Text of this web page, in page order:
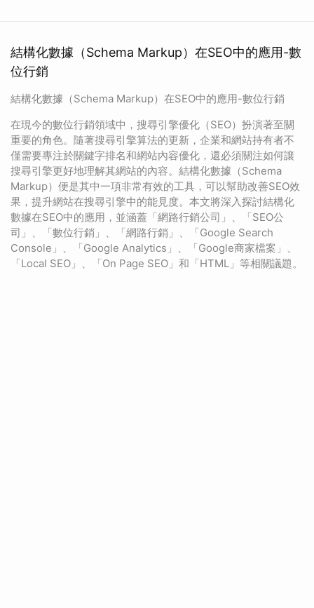
結構化數據（Schema Markup）在SEO中的應用-數
位行銷
結構化數據（Schema Markup）在SEO中的應用-數位行銷
在現今的數位行銷領域中，搜尋引擎優化（SEO）扮演著至關
重要的角色。隨著搜尋引擎算法的更新，企業和網站持有者不
僅需要專注於關鍵字排名和網站內容優化，還必須關注如何讓
搜尋引擎更好地理解其網站的內容。結構化數據（Schema
Markup）便是其中一項非常有效的工具，可以幫助改善SEO效
果，提升網站在搜尋引擎中的能見度。本文將深入探討結構化
數據在SEO中的應用，並涵蓋「網路行銷公司」、「SEO公
司」、「數位行銷」、「網路行銷」、「Google Search
Console」、「Google Analytics」、「Google商家檔案」、
「Local SEO」、「On Page SEO」和「HTML」等相關議題。